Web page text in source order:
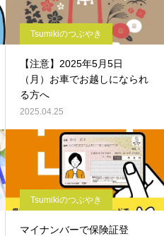
Tsumikiのつぶやき
【注意】2025年5月5日
（月）お車でお越しになられ
る方へ
2025.04.25
Tsumikiのつぶやき
マイナンバーで保険証登